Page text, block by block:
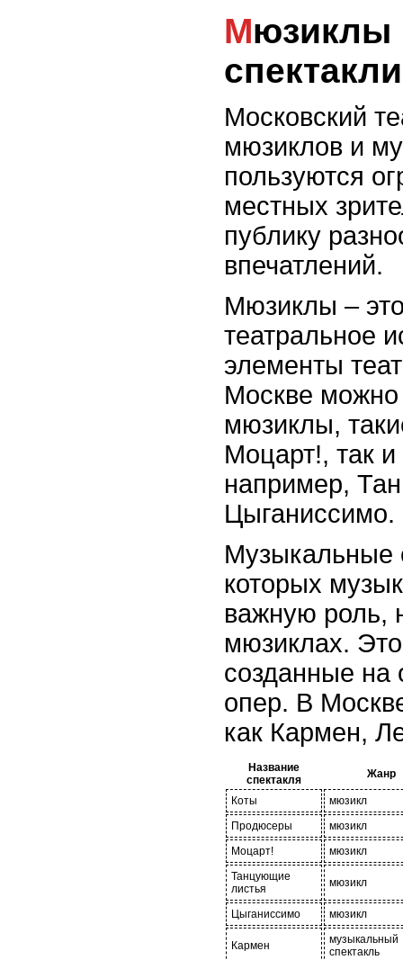
Мюзиклы и музыкальные
спектакли
Московский
мюзиклов и
пользуются
местных
публику
впечатлений.
Мюзиклы –
театральное
элементы
Москве можно
мюзиклы,
Моцарт!, так
например,
Цыганиссимо.
Музыкальные
которых
важную роль,
мюзиклах.
созданные на
опер. В
как Кармен,
Название
спектакля
Жанр
Коты
мюзикл
Продюсеры
мюзикл
Моцарт!
мюзикл
Танцующие
листья
мюзикл
Цыганиссимо мюзикл
Кармен
музыкальный
спектакль